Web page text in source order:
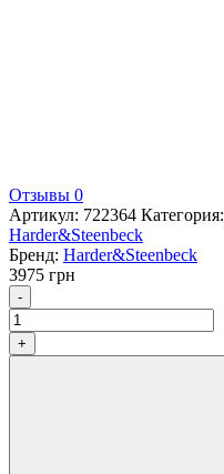
Отзывы 0
Артикул: 722364 Категория:
Harder&Steenbeck
Бренд: Harder&Steenbeck
3975 грн
- Количество
+